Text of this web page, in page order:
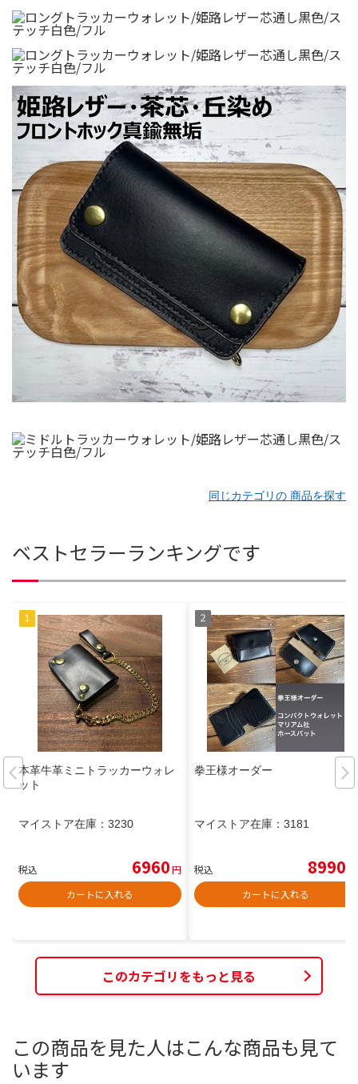
同じカテゴリの 商品を探す
ベストセラーランキングです
本革牛革ミニトラッカーウォレ
ット
マイストア在庫： 3230
税込 6960円
カートに入れる
拳王様オーダー
マイストア在庫： 3181
税込 8990
カートに入れる
このカテゴリをもっと見る
この商品を見た人はこんな商品も見て
います